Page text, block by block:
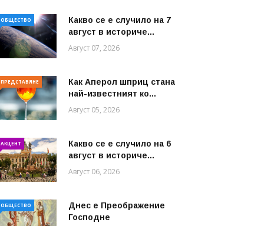
ОБЩЕСТВО
Какво се е случило на 7
август в историче...
Август 07, 2026
ПРЕДСТАВЯНЕ
Как Аперол шприц стана
най-известният ко...
Август 05, 2026
АКЦЕНТ
Какво се е случило на 6
август в историче...
Август 06, 2026
ОБЩЕСТВО
Днес е Преображение
Господне